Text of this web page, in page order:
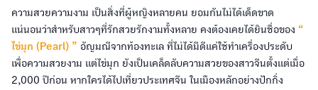
ความสวยความงาม เป็นสิ่งที่ผู้หญิงหลายคน ยอมกันไม่ได้เด็ดขาด
แน่นอนว่าสำหรับสาวๆที่รักสวยรักงามทั้งหลาย คงต้องเคยได้ยินชื่อของ “
ไข่มุก (Pearl) ” อัญมณีจากท้องทะเล ที่ไม่ได้มีดีแค่ใช้ทำเครื่องประดับ
เพื่อความสวยงาม แต่ไข่มุก ยังเป็นเคล็ดลับความสวยของสาวจีนตั้งแต่เมื่อ
2,000 ปีก่อน หากใครได้ไปเที่ยวประเทศจีน ในเมืองหลักอย่างปักกิ่ง